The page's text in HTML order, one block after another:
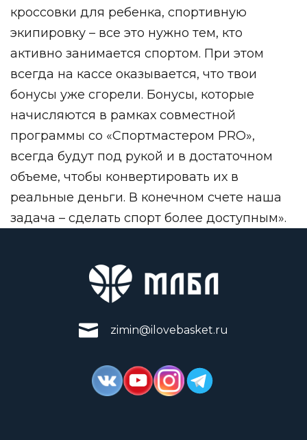
кроссовки для ребенка, спортивную
экипировку – все это нужно тем, кто
активно занимается спортом. При этом
всегда на кассе оказывается, что твои
бонусы уже сгорели. Бонусы, которые
начисляются в рамках совместной
программы со «Спортмастером PRO»,
всегда будут под рукой и в достаточном
объеме, чтобы конвертировать их в
реальные деньги. В конечном счете наша
задача – сделать спорт более доступным».
zimin@ilovebasket.ru